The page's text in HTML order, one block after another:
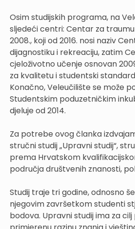
Osim studijskih programa, na
sljedeći centri: Centar za
2008., koji od 2016. nosi naziv
dijagnostiku i rekreaciju, zatim
cjeloživotno učenje osnovan
za kvalitetu i studentski standard
Konačno, Veleučilište se može
Studentskim poduzetničkim
djeluje od 2014.
Za potrebe ovog članka
stručni studij „Upravni studij“,
prema Hrvatskom
područja društvenih znanosti,
Studij traje tri godine, odnosno
njegovim završetkom studenti
bodova. Upravni studij ima za